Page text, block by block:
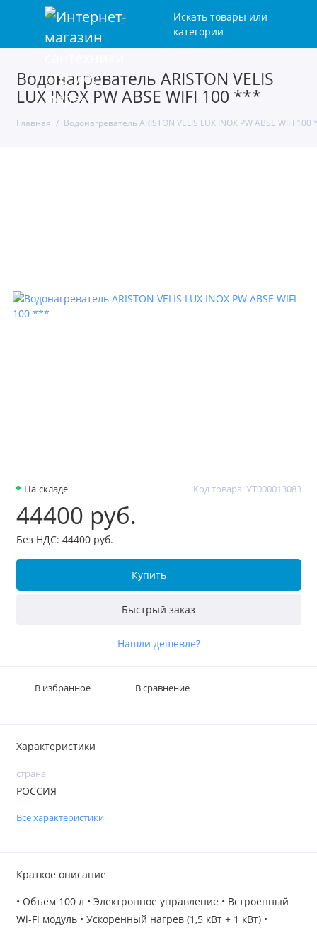
Искать товары или
категории
Водонагреватель ARISTON VELIS
LUX INOX PW ABSE WIFI 100 ***
Главная Водонагреватель ARISTON VELIS LUX INOX PW ABSE WIFI
На складе Код товара: УТ000013083
44400 руб.
Без НДС: 44400 руб.
Купить
Быстрый заказ
Нашли дешевле?
В избранное В сравнение
Характеристики
страна
РОССИЯ
Все характеристики
Краткое описание
• Объем 100 л • Электронное управление • Встроенный
Wi-Fi модуль • Ускоренный нагрев (1,5 кВт + 1 кВт) •